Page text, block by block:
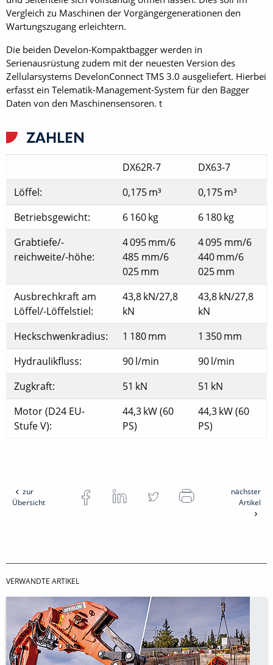
Vergleich zu Maschinen der Vorgängergenerationen den
Wartungszugang erleichtern.
Die beiden Develon-Kompaktbagger werden in
Serienausrüstung zudem mit der neuesten Version des
Zellularsystems DevelonConnect TMS 3.0 ausgeliefert. Hierbei
erfasst ein Telematik-Management-System für den Bagger
Daten von den Maschinensensoren. t
ZAHLEN
DX62R-7
DX63-7
Löffel:
0,175 m³
0,175 m³
Betriebsgewicht:
6 160 kg
6 180 kg
Grabtiefe/-
reichweite/-höhe:
4 095 mm/6
485 mm/6
025 mm
4 095 mm/6
440 mm/6
025 mm
Ausbrechkraft am
Löffel/-Löffelstiel:
43,8 kN/27,8
kN
43,8 kN/27,8
kN
Heckschwenkradius:
1 180 mm
1 350 mm
Hydraulikfluss:
90 l/min
90 l/min
Zugkraft:
51 kN
51 kN
Motor (D24 EU-
Stufe V):
44,3 kW (60
PS)
44,3 kW (60
PS)
zur
Übersicht
nächster
Artikel
VERWANDTE ARTIKEL